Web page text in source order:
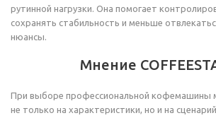
рутинной нагрузки. Она помогает
сохранять стабильность и меньше
нюансы.
Мнение
При выборе профессиональной кофемашины
не только на характеристики, но и на